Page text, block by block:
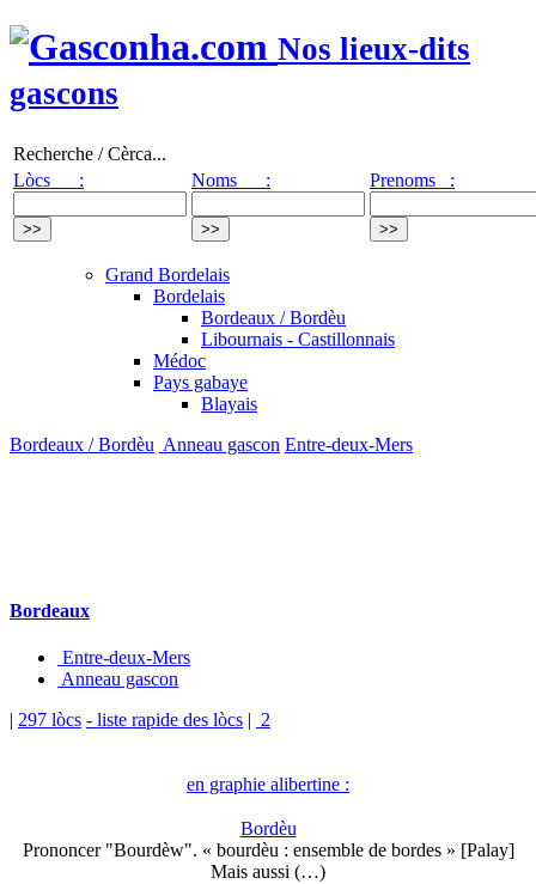
Nos lieux-dits
gascons
Recherche / Cèrca...
Lòcs :
Noms : Prenoms :
Grand Bordelais
Bordelais
Bordeaux / Bordèu
Libournais - Castillonnais
Médoc
Pays gabaye
Blayais
Bordeaux / Bordèu Anneau gascon Entre-deux-Mers
Bordeaux
Entre-deux-Mers
Anneau gascon
| 297 lòcs - liste rapide des lòcs | 2
en graphie alibertine :
Bordèu
Prononcer "Bourdèw". « bourdèu : ensemble de bordes » [Palay]
Mais aussi (…)